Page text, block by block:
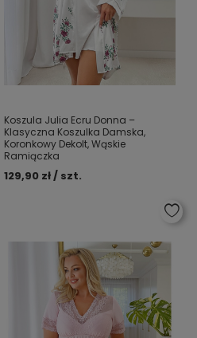
Koszula Julia Ecru Donna –
Klasyczna Koszulka Damska,
Koronkowy Dekolt, Wąskie
Ramiączka
129,90 zł / szt.